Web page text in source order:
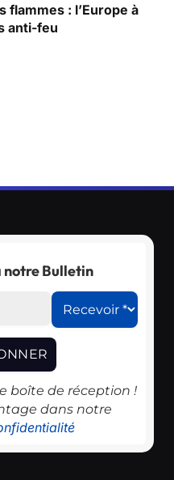
flammes : l’Europe à
anti-feu
notre Bulletin
boîte de réception !
dans notre